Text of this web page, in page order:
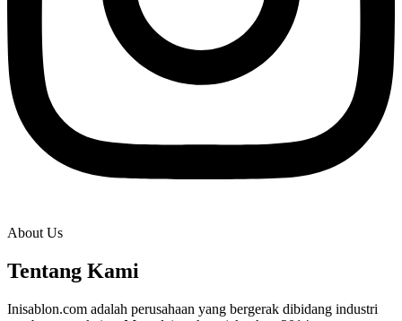
About Us
Tentang Kami
Inisablon.com adalah perusahaan yang bergerak dibidang industri